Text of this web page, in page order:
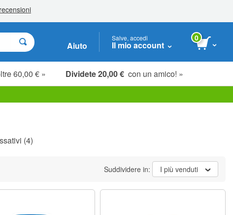
Aiuto
Salve, accedi
Il mio account
0
60,00 € » Dividete 20,00 € con un amico! »
(4)
Suddividere in: I più venduti